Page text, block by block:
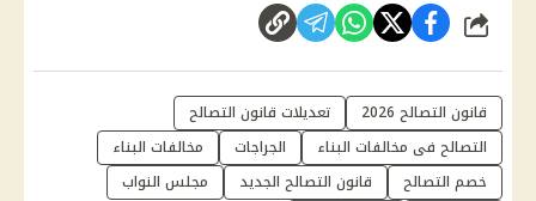
شارك
قانون التصالح 2026
تعديلات قانون التصالح
التصالح فى مخالفات البناء
الجراجات
مخالفات البناء
خصم التصالح
قانون التصالح الجديد
مجلس النواب